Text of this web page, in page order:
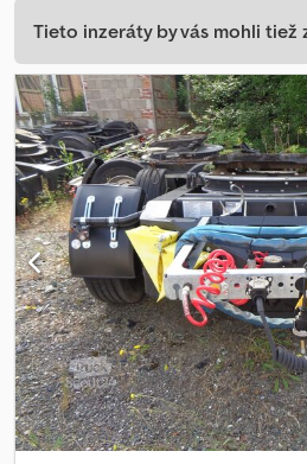
Tieto inzeráty by vás mohli tiež